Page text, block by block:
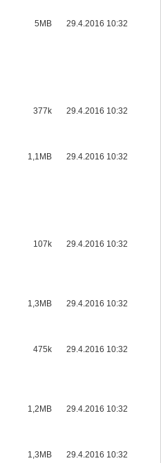
5MB 29.4.2016 10:32
377k 29.4.2016 10:32
1,1MB 29.4.2016 10:32
107k 29.4.2016 10:32
1,3MB 29.4.2016 10:32
475k 29.4.2016 10:32
1,2MB 29.4.2016 10:32
1,3MB 29.4.2016 10:32